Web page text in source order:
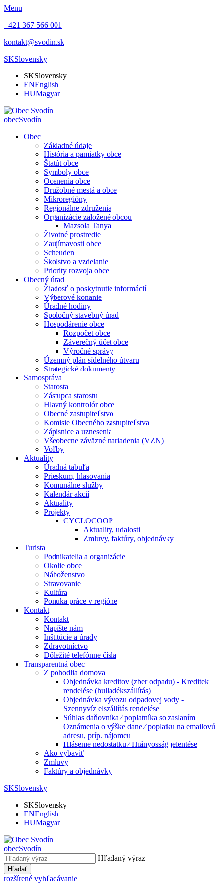
Menu
+421 367 566 001
kontakt@svodin.sk
SKSlovensky
SKSlovensky
ENEnglish
HUMagyar
obecSvodín
Obec
Základné údaje
História a pamiatky obce
Štatút obce
Symboly obce
Ocenenia obce
Družobné mestá a obce
Mikroregióny
Regionálne združenia
Organizácie založené obcou
Mazsola Tanya
Životné prostredie
Zaujímavosti obce
Scheuden
Školstvo a vzdelanie
Priority rozvoja obce
Obecný úrad
Žiadosť o poskytnutie informácií
Výberové konanie
Úradné hodiny
Spoločný stavebný úrad
Hospodárenie obce
Rozpočet obce
Záverečný účet obce
Výročné správy
Územný plán sídelného útvaru
Strategické dokumenty
Samospráva
Starosta
Zástupca starostu
Hlavný kontrolór obce
Obecné zastupiteľstvo
Komisie Obecného zastupiteľstva
Zápisnice a uznesenia
Všeobecne záväzné nariadenia (VZN)
Voľby
Aktuality
Úradná tabuľa
Prieskum, hlasovania
Komunálne služby
Kalendár akcií
Aktuality
Projekty
CYCLOCOOP
Aktuality, udalosti
Zmluvy, faktúry, objednávky
Turista
Podnikatelia a organizácie
Okolie obce
Náboženstvo
Stravovanie
Kultúra
Ponuka práce v regióne
Kontakt
Kontakt
Napíšte nám
Inštitúcie a úrady
Zdravotníctvo
Dôležité telefónne čísla
Transparentná obec
Z pohodlia domova
Objednávka kreditov (zber odpadu) - Kreditek
rendelése (hulladékszállítás)
Objednávka vývozu odpadovej vody -
Szennyvíz elszállítás rendelése
Súhlas daňovníka ⁄ poplatníka so zaslaním
Oznámenia o výške dane ⁄ poplatku na emailovú
adresu, príp. nájomcu
Hlásenie nedostatku ⁄ Hiányosság jelentése
Ako vybaviť
Zmluvy
Faktúry a objednávky
SKSlovensky
SKSlovensky
ENEnglish
HUMagyar
obecSvodín
Hľadaný výraz
Hľadať
rozšírené vyhľadávanie